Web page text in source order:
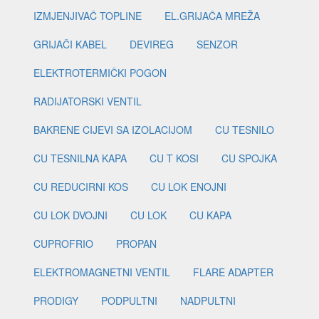
IZMJENJIVAČ TOPLINE
EL.GRIJAČA MREŽA
GRIJAČI KABEL
DEVIREG
SENZOR
ELEKTROTERMIČKI POGON
RADIJATORSKI VENTIL
BAKRENE CIJEVI SA IZOLACIJOM
CU TESNILO
CU TESNILNA KAPA
CU T KOSI
CU SPOJKA
CU REDUCIRNI KOS
CU LOK ENOJNI
CU LOK DVOJNI
CU LOK
CU KAPA
CUPROFRIO
PROPAN
ELEKTROMAGNETNI VENTIL
FLARE ADAPTER
PRODIGY
PODPULTNI
NADPULTNI